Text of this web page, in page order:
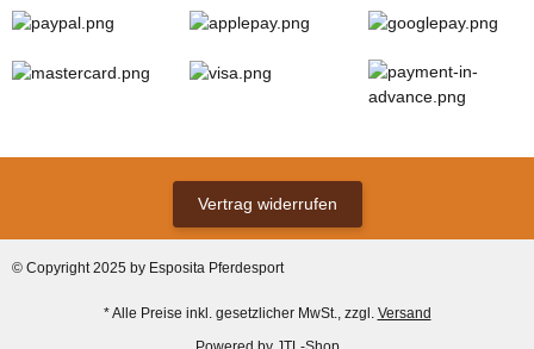
Zilco
Zilco Sicherheits-
(Sicherungsadapter)
Bestseller
Vertrag widerrufen
© Copyright 2025 by Esposita Pferdesport
* Alle Preise inkl. gesetzlicher MwSt., zzgl. Versand